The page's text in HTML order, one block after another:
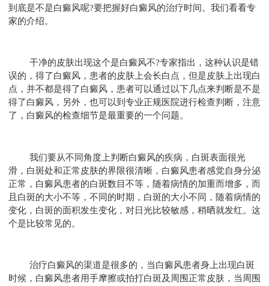
到底是不是白癜风呢?要把握好白癜风的治疗时间。我们看看专
家的介绍。
干净的皮肤出现这个是白癜风不?专家指出，这种认识是错
误的，得了白癜风，患者的皮肤上会长白点，但是皮肤上出现白
点，并不都是得了白癜风，患者可以通过以下几点来判断是不是
得了白癜风，另外，也可以到专业正规医院进行检查判断，注意
了，白癜风的检查细节是最重要的一个问题。
我们要从不同角度上判断白癜风的疾病，白斑表面很光
滑，白斑处和正常皮肤的界限很清晰，白癜风患者感觉自身分泌
正常，白癜风患者的白斑数目不等，随着病情的加重而增多，而
且白斑的大小不等，不同的时期，白斑的大小不同，随着病情的
变化，白斑的面积发生变化，对日光比较敏感，稍晒就发红。这
个是比较常见的。
治疗白癜风的渠道是很多的，当白癜风患者身上出现白斑
时候，白癜风患者用手摩擦或拍打白斑及周围正常皮肤，当周围